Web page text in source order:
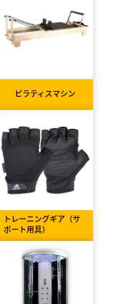
ピラティスマシン
トレーニングギア（サ
ポート用具）